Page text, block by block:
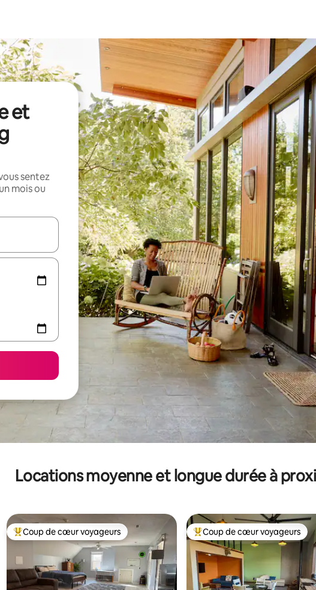
et
sentez
mois ou
les flèches vers le haut et vers le bas pour les parcourir ou en appuyant et en
Locations moyenne et longue durée à
Coups de cœur voyageurs les plus appréciés
Coup de cœur voyageurs Coups de cœur voyageurs les
Coup de cœur voyageurs